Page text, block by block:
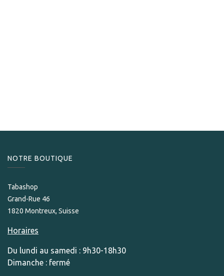
NOTRE BOUTIQUE
Tabashop
Grand-Rue 46
1820 Montreux, Suisse
Horaires
Du lundi au samedi : 9h30-18h30
Dimanche : fermé